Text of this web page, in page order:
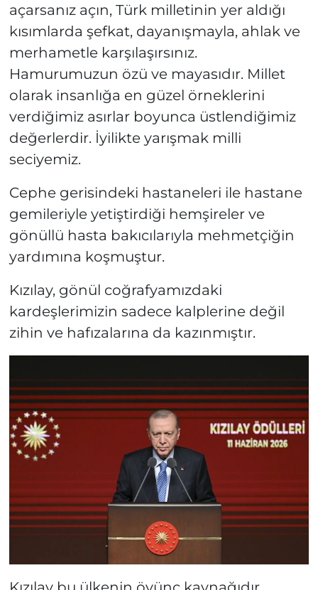
açarsanız açın, Türk milletinin yer aldığı
kısımlarda şefkat, dayanışmayla, ahlak ve
merhametle karşılaşırsınız.
Hamurumuzun özü ve mayasıdır. Millet
olarak insanlığa en güzel örneklerini
verdiğimiz asırlar boyunca üstlendiğimiz
değerlerdir. İyilikte yarışmak milli
seciyemiz.
Cephe gerisindeki hastaneleri ile hastane
gemileriyle yetiştirdiği hemşireler ve
gönüllü hasta bakıcılarıyla mehmetçiğin
yardımına koşmuştur.
Kızılay, gönül coğrafyamızdaki
kardeşlerimizin sadece kalplerine değil
zihin ve hafızalarına da kazınmıştır.